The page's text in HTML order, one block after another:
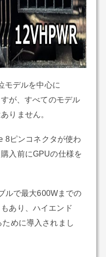
モデルを中心に
が、すべてのモデル
りません。
8ピンコネクタが使わ
入前にGPUの仕様を
ルで最大600Wまでの
あり、ハイエンド
めに導入されまし